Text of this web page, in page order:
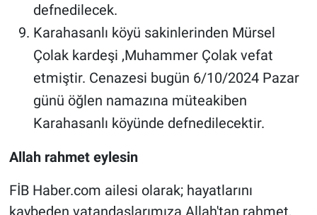
defnedilecek.
Karahasanlı köyü sakinlerinden Mürsel
Çolak kardeşi ,Muhammer Çolak vefat
etmiştir. Cenazesi bugün 6/10/2024 Pazar
günü öğlen namazına müteakiben
Karahasanlı köyünde defnedilecektir.
Allah rahmet eylesin
FİB Haber.com ailesi olarak; hayatlarını
kaybeden vatandaşlarımıza Allah'tan rahmet,